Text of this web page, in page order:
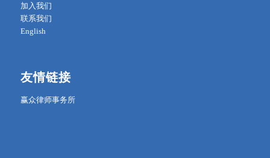
加入我们
联系我们
English
友情链接
赢众律师事务所